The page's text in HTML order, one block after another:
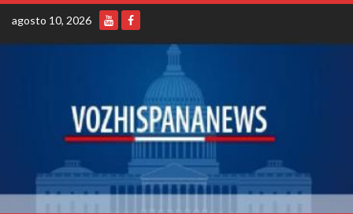
Skip
content
agosto 10, 2026